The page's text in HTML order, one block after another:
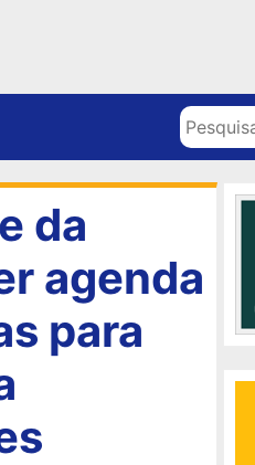
Pesquisar
da
agenda
para